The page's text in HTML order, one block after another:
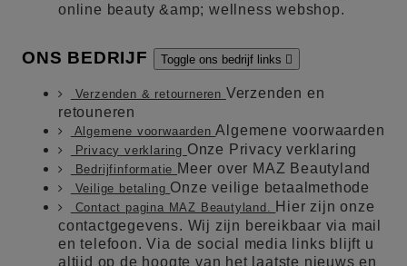
online beauty &amp; wellness webshop.
ONS BEDRIJF Toggle ons bedrijf links 
Verzenden & retourneren Verzenden en
retouneren
Algemene voorwaardenAlgemene voorwaarden
Privacy verklaring Onze Privacy verklaring
Bedrijfinformatie Meer over MAZ Beautyland
Veilige betaling Onze veilige betaalmethode
Contact pagina MAZ Beautyland.
Hier zijn onze
contactgegevens. Wij zijn bereikbaar via mail
en telefoon. Via de social media links blijft u
altijd op de hoogte van het laatste nieuws en